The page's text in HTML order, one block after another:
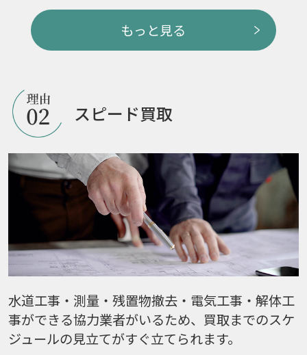
もっと見る
スピード買取
水道工事・測量・残置物撤去・電気工事・解体工
事ができる協力業者がいるため、買取までのスケ
ジュールの見立てがすぐ立てられます。